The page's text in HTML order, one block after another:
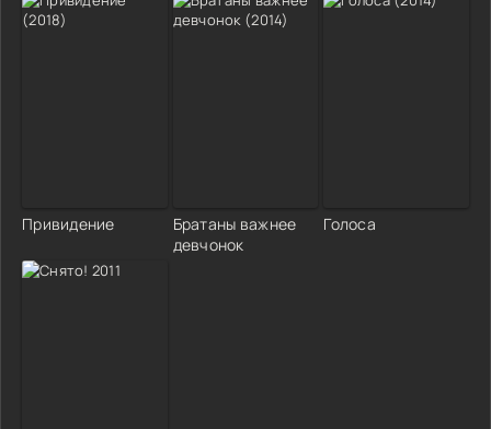
Привидение
Братаны важнее
девчонок
Голоса